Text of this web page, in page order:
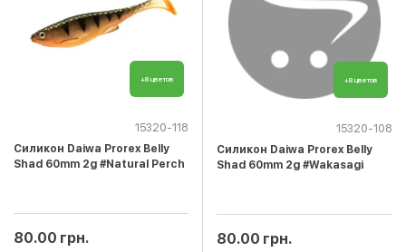
+8 цветов
15320-118
Cиликон Daiwa Prorex Belly
Shad 60mm 2g #Natural Perch
80.00 грн.
+8 цветов
15320-108
Cиликон Daiwa Prorex Belly
Shad 60mm 2g #Wakasagi
80.00 грн.